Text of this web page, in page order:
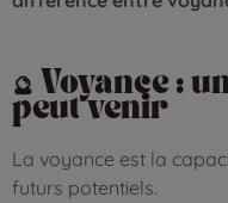
🔮 Voyance :
peut venir
La voyance est la
futurs potentiels.